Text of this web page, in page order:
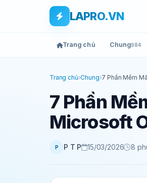
Skip to main content
Bỏ qua tới nội dung
LAPRO.VN
Trang chủ Chung984
Trang chủ›Chung›7 Phần Mềm
7 Phần
Microsoft
P P T P 15/03/2026 8